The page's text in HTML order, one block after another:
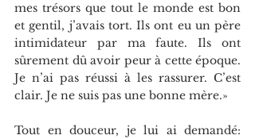
mes trésors que tout le monde est bon
et gentil, j’avais tort. Ils ont eu un père
intimidateur par ma faute. Ils ont
sûrement dû avoir peur à cette époque.
Je n’ai pas réussi à les rassurer. C’est
clair. Je ne suis pas une bonne mère.»
Tout en douceur, je lui ai demandé: